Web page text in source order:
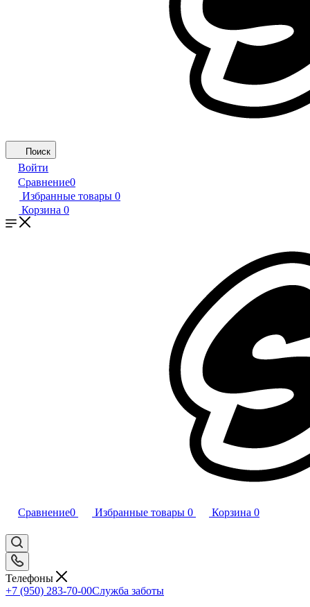
Поиск
Войти
Сравнение0
Избранные товары 0
Корзина 0
Сравнение0 Избранные товары 0 Корзина 0
Телефоны
+7 (950) 283-70-00Служба заботы